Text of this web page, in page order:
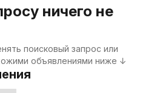
ничего не
поисковый запрос или
объявлениями ниже ↓